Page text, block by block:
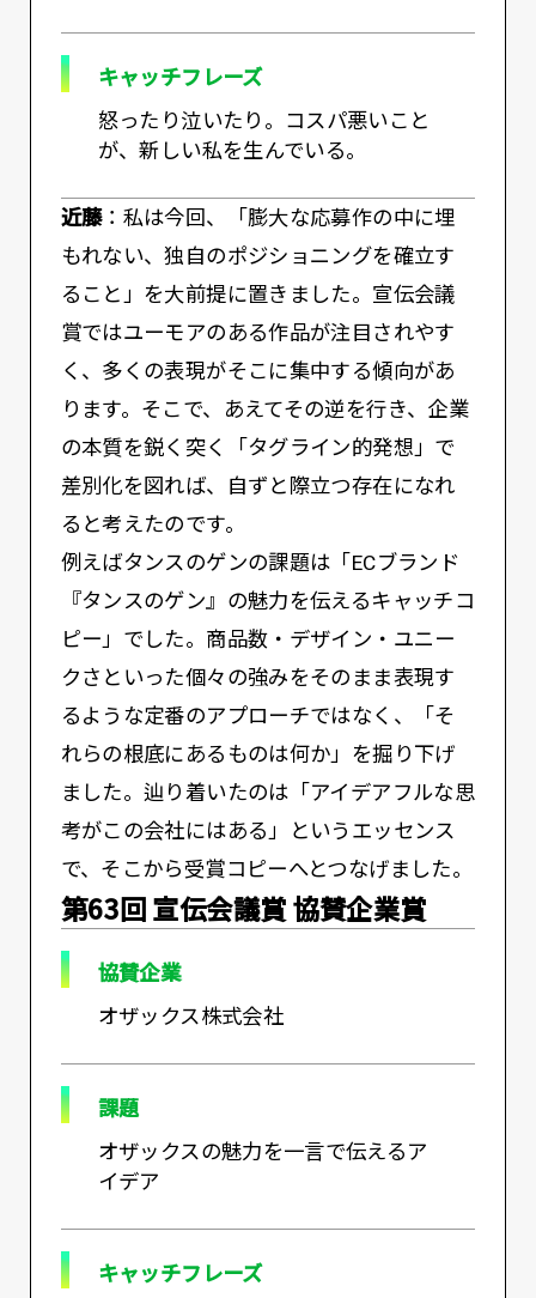
キャッチフレーズ
怒ったり泣いたり。コスパ悪いこと
が、新しい私を生んでいる。
近藤：私は今回、「膨大な応募作の中に埋
もれない、独自のポジショニングを確立す
ること」を大前提に置きました。宣伝会議
賞ではユーモアのある作品が注目されやす
く、多くの表現がそこに集中する傾向があ
ります。そこで、あえてその逆を行き、企業
の本質を鋭く突く「タグライン的発想」で
差別化を図れば、自ずと際立つ存在になれ
ると考えたのです。
例えばタンスのゲンの課題は「ECブランド
『タンスのゲン』の魅力を伝えるキャッチコ
ピー」でした。商品数・デザイン・ユニー
クさといった個々の強みをそのまま表現す
るような定番のアプローチではなく、「そ
れらの根底にあるものは何か」を掘り下げ
ました。辿り着いたのは「アイデアフルな思
考がこの会社にはある」というエッセンス
で、そこから受賞コピーへとつなげました。
第63回 宣伝会議賞 協賛企業賞
協賛企業
オザックス株式会社
課題
オザックスの魅力を一言で伝えるア
イデア
キャッチフレーズ